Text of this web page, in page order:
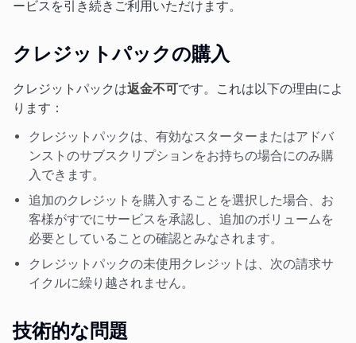
ービスを引き続きご利用いただけます。
クレジットパックの購入
クレジットパックは返金不可です。これは以下の理由によ
ります：
クレジットパックは、有効なスターターまたはアドバ
ンストのサブスクリプションをお持ちの場合にのみ購
入できます。
追加のクレジットを購入することを選択した場合、お
客様がすでにサービスを承認し、追加のボリュームを
必要としていることの確認とみなされます。
クレジットパックの未使用クレジットは、次の請求サ
イクルに繰り越されません。
技術的な問題